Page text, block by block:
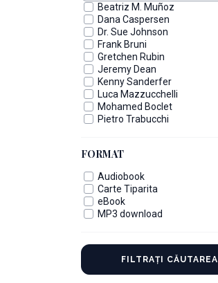
Beatriz M. Muñoz
Dana Caspersen
Dr. Sue Johnson
Frank Bruni
Gretchen Rubin
Jeremy Dean
Kenny Sanderfer
Luca Mazzucchelli
Mohamed Boclet
Pietro Trabucchi
FORMAT
Audiobook
Carte Tiparita
eBook
MP3 download
FILTRAȚI CĂUTAREA